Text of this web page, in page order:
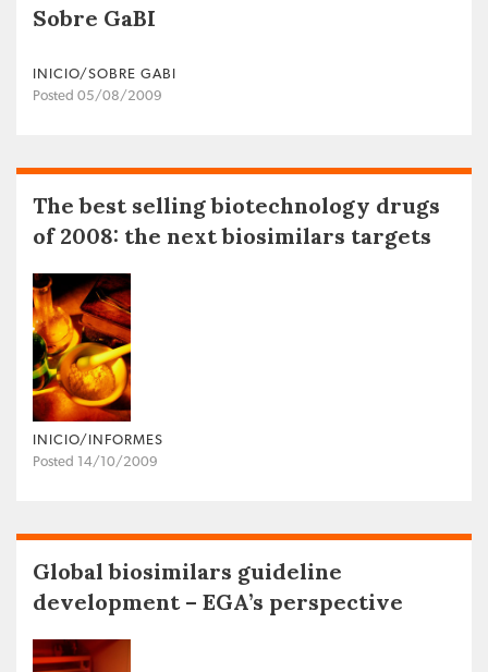
Sobre GaBI
INICIO/SOBRE GABI
Posted 05/08/2009
The best selling biotechnology drugs
of 2008: the next biosimilars targets
INICIO/INFORMES
Posted 14/10/2009
Global biosimilars guideline
development – EGA’s perspective